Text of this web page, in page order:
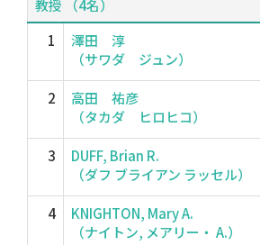
教授 （4名）
1
澤田 淳
（サワダ ジュン）
2
高田 祐彦
（タカダ ヒロヒコ）
3
DUFF, Brian R.
（ダフ ブライアン ラッセル）
4
KNIGHTON, Mary A.
（ナイトン, メアリー・ A.）